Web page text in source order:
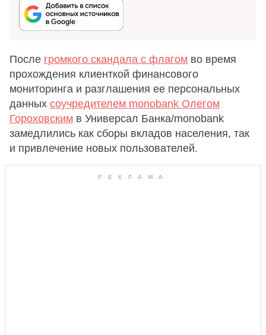
После громкого скандала с флагом во время
прохождения клиенткой финансового
мониторинга и разглашения ее персональных
данных соучредителем monobank Олегом
Гороховским в Универсал Банка/monobank
замедлились как сборы вкладов населения, так
и привлечение новых пользователей.